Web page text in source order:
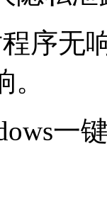
无响
一键